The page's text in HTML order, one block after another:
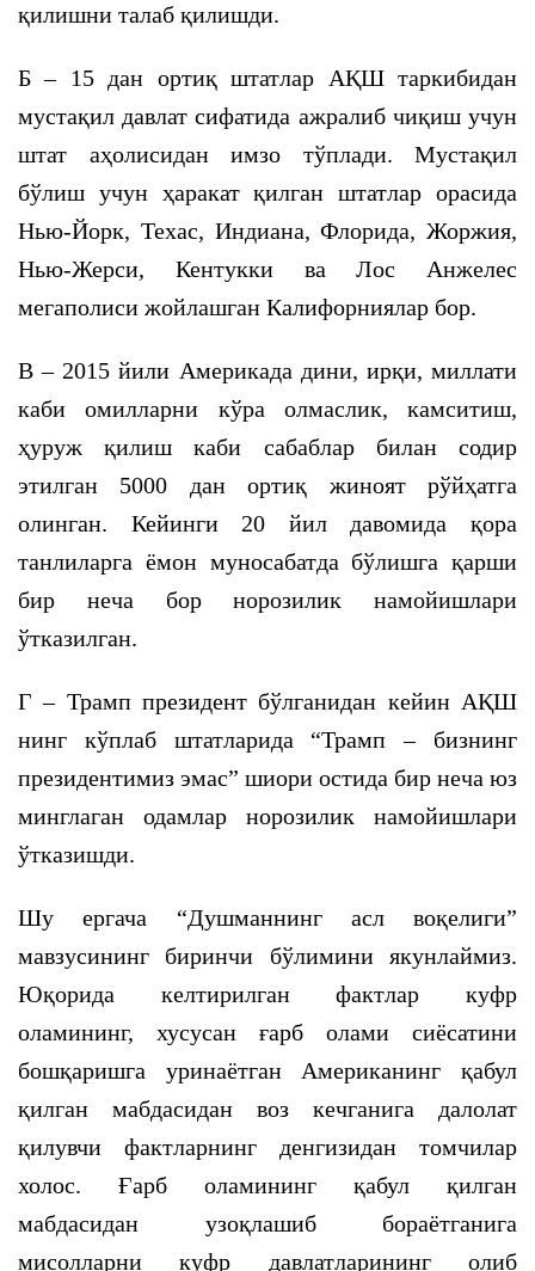
қилишни талаб қилишди.
Б – 15 дан ортиқ штатлар АҚШ таркибидан
мустақил давлат сифатида ажралиб чиқиш учун
штат аҳолисидан имзо тўплади. Мустақил
бўлиш учун ҳаракат қилган штатлар орасида
Нью-Йорк, Техас, Индиана, Флорида, Жоржия,
Нью-Жерси, Кентукки ва Лос Анжелес
мегаполиси жойлашган Калифорниялар бор.
В – 2015 йили Америкада дини, ирқи, миллати
каби омилларни кўра олмаслик, камситиш,
ҳуруж қилиш каби сабаблар билан содир
этилган 5000 дан ортиқ жиноят рўйҳатга
олинган. Кейинги 20 йил давомида қора
танлиларга ёмон муносабатда бўлишга қарши
бир неча бор норозилик намойишлари
ўтказилган.
Г – Трамп президент бўлганидан кейин АҚШ
нинг кўплаб штатларида “Трамп – бизнинг
президентимиз эмас” шиори остида бир неча юз
минглаган одамлар норозилик намойишлари
ўтказишди.
Шу ергача “Душманнинг асл воқелиги”
мавзусининг биринчи бўлимини якунлаймиз.
Юқорида келтирилган фактлар куфр
оламининг, хусусан ғарб олами сиёсатини
бошқаришга уринаётган Американинг қабул
қилган мабдасидан воз кечганига далолат
қилувчи фактларнинг денгизидан томчилар
холос. Ғарб оламининг қабул қилган
мабдасидан узоқлашиб бораётганига
мисолларни куфр давлатларининг олиб